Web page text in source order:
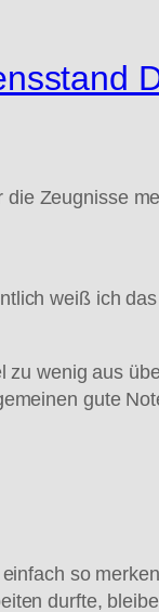
Zeugnisse
weiß ich
wenig aus
gute
so
durfte,